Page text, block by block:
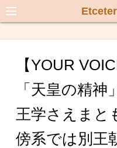
【YOUR
「天皇の精
王学さえまと
傍系では別王